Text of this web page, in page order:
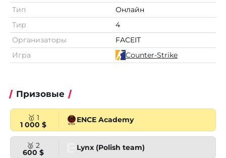
Тип
Онлайн
Тир
4
Организаторы
FACEIT
Игра
Counter-Strike
Призовые
🥇 1
1 000 $
ENCE Academy
🥈 2
600 $
Lynx (Polish team)